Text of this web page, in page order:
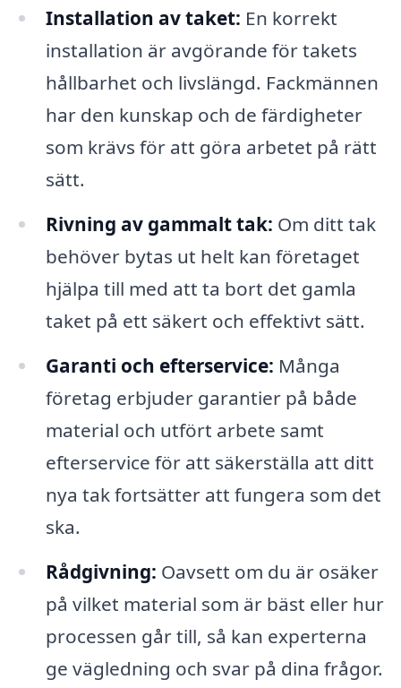
Installation av taket: En korrekt
installation är avgörande för takets
hållbarhet och livslängd. Fackmännen
har den kunskap och de färdigheter
som krävs för att göra arbetet på rätt
sätt.
Rivning av gammalt tak: Om ditt tak
behöver bytas ut helt kan företaget
hjälpa till med att ta bort det gamla
taket på ett säkert och effektivt sätt.
Garanti och efterservice: Många
företag erbjuder garantier på både
material och utfört arbete samt
efterservice för att säkerställa att ditt
nya tak fortsätter att fungera som det
ska.
Rådgivning: Oavsett om du är osäker
på vilket material som är bäst eller hur
processen går till, så kan experterna
ge vägledning och svar på dina frågor.